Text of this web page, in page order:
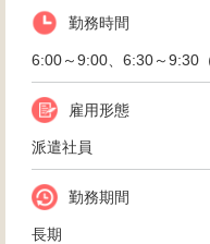
勤務時間
6:00～9:00、6:30～9:30
雇用形態
派遣社員
勤務期間
長期